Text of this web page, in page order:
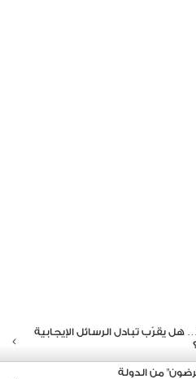
يقرّب تبادل الرسائل الإيجابية
من الدولة